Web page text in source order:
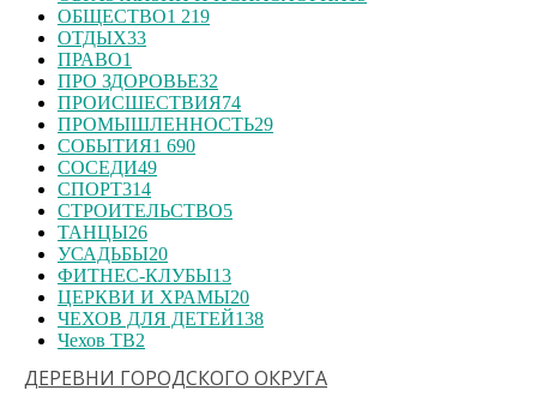
ОБЩЕСТВО1 219
ОТДЫХ33
ПРАВО1
ПРО ЗДОРОВЬЕ32
ПРОИСШЕСТВИЯ74
ПРОМЫШЛЕННОСТЬ29
СОБЫТИЯ1 690
СОСЕДИ49
СПОРТ314
СТРОИТЕЛЬСТВО5
ТАНЦЫ26
УСАДЬБЫ20
ФИТНЕС-КЛУБЫ13
ЦЕРКВИ И ХРАМЫ20
ЧЕХОВ ДЛЯ ДЕТЕЙ138
Чехов ТВ2
ДЕРЕВНИ ГОРОДСКОГО ОКРУГА